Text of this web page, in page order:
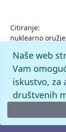
Citiranje:
nuklearno
Pristupljeno
Naše web
Vam
iskustvo, za
društvenih
© 2026. -